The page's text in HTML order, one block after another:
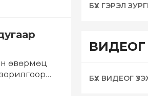
өвөрмөц
БҮХ ГЭРЭЛ
ВИДЕОГ
БҮХ ВИДЕОГ